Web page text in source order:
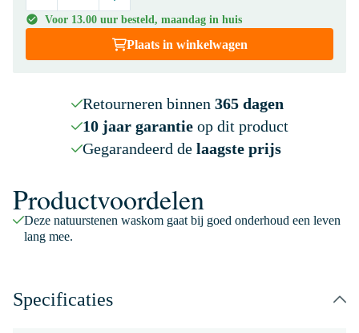
Voor 13.00 uur besteld, maandag in huis
Plaats in winkelwagen
Retourneren binnen 365 dagen
10 jaar garantieop dit product
Gegarandeerd de laagste prijs
Productvoordelen
Deze natuurstenen waskom gaat bij goed onderhoud een leven
lang mee.
Specificaties